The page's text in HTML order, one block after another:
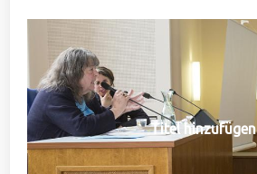
Titel hinzufügen